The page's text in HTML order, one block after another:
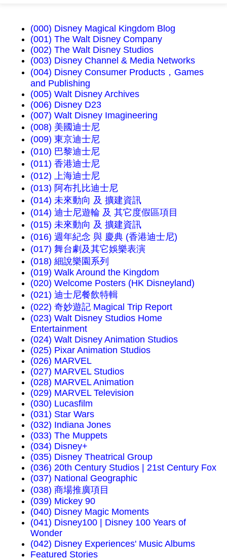
(000) Disney Magical Kingdom Blog
(001) The Walt Disney Company
(002) The Walt Disney Studios
(003) Disney Channel & Media Networks
(004) Disney Consumer Products，Games
and Publishing
(005) Walt Disney Archives
(006) Disney D23
(007) Walt Disney Imagineering
(008) 美國迪士尼
(009) 東京迪士尼
(010) 巴黎迪士尼
(011) 香港迪士尼
(012) 上海迪士尼
(013) 阿布扎比迪士尼
(014) 未來動向 及 擴建資訊
(014) 迪士尼遊輪 及 其它度假區項目
(015) 未來動向 及 擴建資訊
(016) 週年紀念 與 慶典 (香港迪士尼)
(017) 舞台劇及其它娛樂表演
(018) 細說樂園系列
(019) Walk Around the Kingdom
(020) Welcome Posters (HK Disneyland)
(021) 迪士尼餐飲特輯
(022) 奇妙遊記 Magical Trip Report
(023) Walt Disney Studios Home
Entertainment
(024) Walt Disney Animation Studios
(025) Pixar Animation Studios
(026) MARVEL
(027) MARVEL Studios
(028) MARVEL Animation
(029) MARVEL Television
(030) Lucasfilm
(031) Star Wars
(032) Indiana Jones
(033) The Muppets
(034) Disney+
(035) Disney Theatrical Group
(036) 20th Century Studios | 21st Century Fox
(037) National Geographic
(038) 商場推廣項目
(039) Mickey 90
(040) Disney Magic Moments
(041) Disney100 | Disney 100 Years of
Wonder
(042) Disney Experiences' Music Albums
Featured Stories